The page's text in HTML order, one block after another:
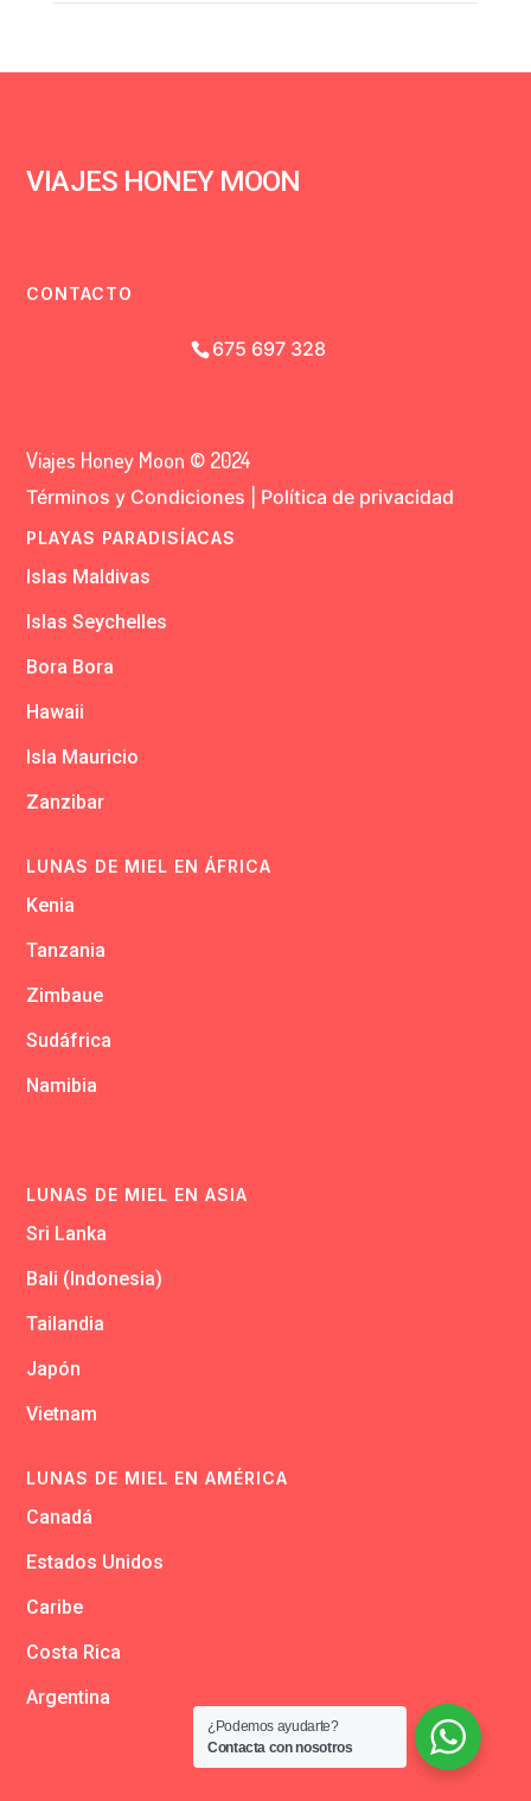
VIAJES HONEY MOON
CONTACTO
675 697 328
Viajes Honey Moon © 2024
Términos y Condiciones Política de privacidad
PLAYAS PARADISÍACAS
Islas Maldivas
Islas Seychelles
Bora Bora
Hawaii
Isla Mauricio
Zanzibar
LUNAS DE MIEL EN ÁFRICA
Kenia
Tanzania
Zimbaue
Sudáfrica
Namibia
LUNAS DE MIEL EN ASIA
Sri Lanka
Bali (Indonesia)
Tailandia
Japón
Vietnam
LUNAS DE MIEL EN AMÉRICA
Canadá
Estados Unidos
Caribe
Costa Rica
Argentina
¿Podemos ayudarte?
Contacta con nosotros